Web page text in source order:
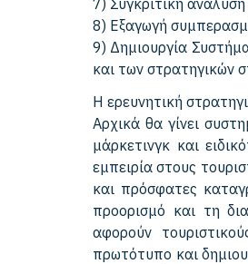
8) Εξαγωγή
9) Δημιουργία
και των στρατηγικών
Η ερευνητική
Αρχικά θα γίνει
μάρκετινγκ και
εμπειρία στους
και πρόσφατες
προορισμό και τη
αφορούν
πρωτότυπο και